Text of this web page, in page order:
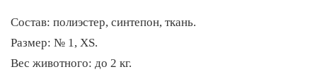
Состав: полиэстер, синтепон, ткань.
Размер: № 1, XS.
Вес животного: до 2 кг.